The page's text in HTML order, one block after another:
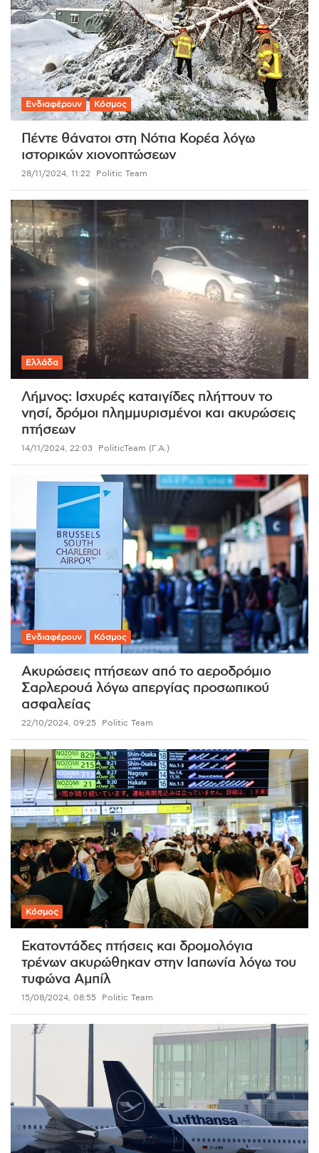
Ενδιαφέρουν Κόσμος
Πέντε θάνατοι στη Νότια Κορέα λόγω
ιστορικών χιονοπτώσεων
28/11/2024, 11:22 Politic Team
Ελλάδα
Λήμνος: Ισχυρές καταιγίδες πλήττουν το
νησί, δρόμοι πλημμυρισμένοι και ακυρώσεις
πτήσεων
14/11/2024, 22:03 PoliticTeam (Γ.Α.)
Ενδιαφέρουν Κόσμος
Ακυρώσεις πτήσεων από το αεροδρόμιο
Σαρλερουά λόγω απεργίας προσωπικού
ασφαλείας
22/10/2024, 09:25 Politic Team
Κόσμος
Εκατοντάδες πτήσεις και δρομολόγια
τρένων ακυρώθηκαν στην Ιαπωνία λόγω του
τυφώνα Αμπίλ
15/08/2024, 08:55 Politic Team